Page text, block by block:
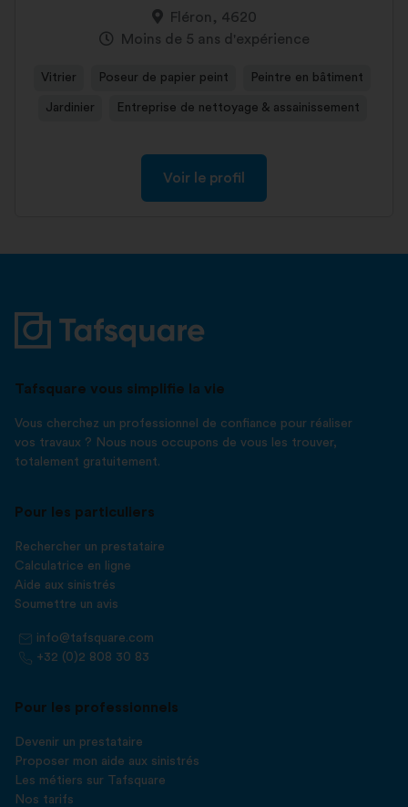
Fléron, 4620
Moins de 5 ans d'expérience
Vitrier Poseur de papier peint Peintre en bâtiment
Jardinier Entreprise de nettoyage & assainissement
Voir le profil
Tafsquare vous simplifie la vie
Vous cherchez un professionnel de confiance pour réaliser
vos travaux ? Nous nous occupons de vous les trouver,
totalement gratuitement.
Pour les particuliers
Rechercher un prestataire
Calculatrice en ligne
Aide aux sinistrés
Soumettre un avis
info@tafsquare.com
+32 (0)2 808 30 83
Pour les professionnels
Devenir un prestataire
Proposer mon aide aux sinistrés
Les métiers sur Tafsquare
Nos tarifs